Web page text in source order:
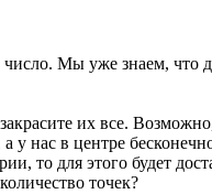
Мы уже знаем, что
их все.
у нас в центре
то для этого будет
точек?